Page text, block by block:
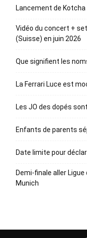
Lancement de
Vidéo du concert +
(Suisse) en juin 2026
Que signifient les
La Ferrari Luce est
Les JO des dopés
Enfants de parents
Date limite pour
Demi-finale aller Ligue
Munich